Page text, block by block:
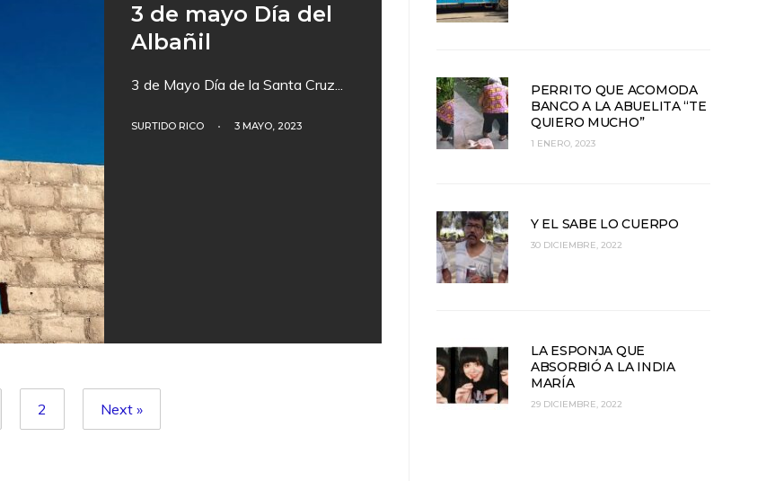
3 de mayo Día del
Albañil
3 de Mayo Día de la Santa Cruz...
SURTIDO RICO • 3 MAYO, 2023
2 Next »
PERRITO QUE ACOMODA
BANCO A LA ABUELITA “TE
QUIERO MUCHO”
1 ENERO, 2023
Y EL SABE LO CUERPO
30 DICIEMBRE, 2022
LA ESPONJA QUE
ABSORBIÓ A LA INDIA
MARÍA
29 DICIEMBRE, 2022